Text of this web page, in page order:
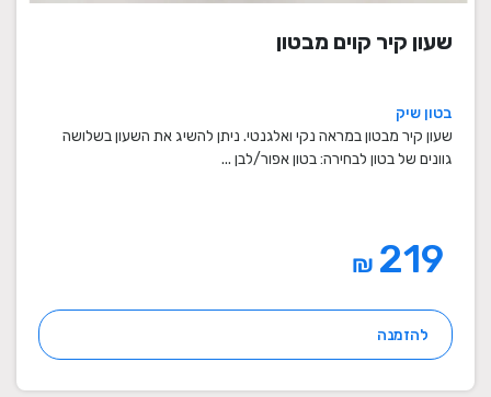
שעון קיר קוים מבטון
בטון שיק
שעון קיר מבטון במראה נקי ואלגנטי. ניתן להשיג את השעון בשלושה
גוונים של בטון לבחירה: בטון אפור/לבן ...
₪
להזמנה